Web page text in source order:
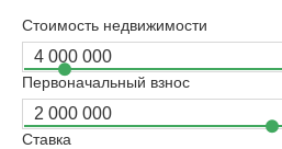
Стоимость недвижимости
Первоначальный взнос
Ставка